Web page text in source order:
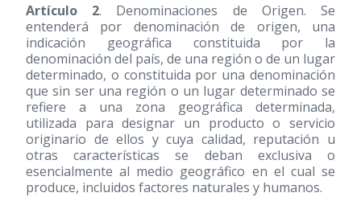
Artículo 2. Denominaciones de Origen. Se
entenderá por denominación de origen, una
indicación geográfica constituida por la
denominación del país, de una región o de un lugar
determinado, o constituida por una denominación
que sin ser una región o un lugar determinado se
refiere a una zona geográfica determinada,
utilizada para designar un producto o servicio
originario de ellos y cuya calidad, reputación u
otras características se deban exclusiva o
esencialmente al medio geográfico en el cual se
produce, incluidos factores naturales y humanos.